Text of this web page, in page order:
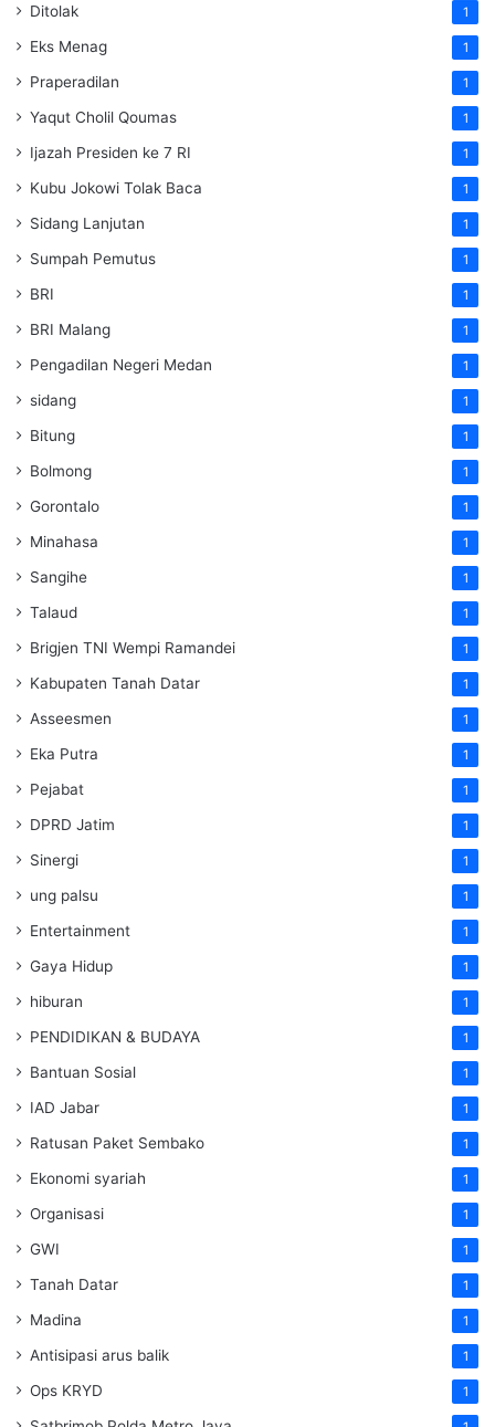
Ditolak 1
Eks Menag 1
Praperadilan 1
Yaqut Cholil Qoumas 1
Ijazah Presiden ke 7 RI 1
Kubu Jokowi Tolak Baca 1
Sidang Lanjutan 1
Sumpah Pemutus 1
BRI 1
BRI Malang 1
Pengadilan Negeri Medan 1
sidang 1
Bitung 1
Bolmong 1
Gorontalo 1
Minahasa 1
Sangihe 1
Talaud 1
Brigjen TNI Wempi Ramandei 1
Kabupaten Tanah Datar 1
Asseesmen 1
Eka Putra 1
Pejabat 1
DPRD Jatim 1
Sinergi 1
ung palsu 1
Entertainment 1
Gaya Hidup 1
hiburan 1
PENDIDIKAN & BUDAYA 1
Bantuan Sosial 1
IAD Jabar 1
Ratusan Paket Sembako 1
Ekonomi syariah 1
Organisasi 1
GWI 1
Tanah Datar 1
Madina 1
Antisipasi arus balik 1
Ops KRYD 1